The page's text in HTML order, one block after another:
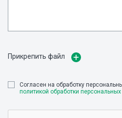
Прикрепить файл
Cогласен на обработку
политикой обработки